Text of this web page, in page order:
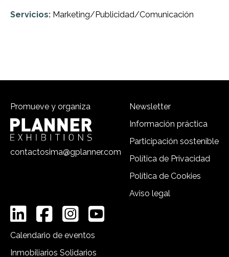
Servicios: Marketing/Publicidad/Comunicación
Promueve y organiza
contactosima@gplanner.com
Newsletter
Información práctica
Participación sostenible
Política de Privacidad
Política de Cookies
Aviso legal
Calendario de eventos
Inmobiliarios Solidarios